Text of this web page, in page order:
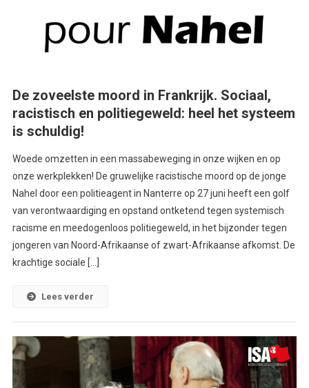
De zoveelste moord in Frankrijk. Sociaal,
racistisch en politiegeweld: heel het systeem
is schuldig!
Woede omzetten in een massabeweging in onze wijken en op
onze werkplekken! De gruwelijke racistische moord op de jonge
Nahel door een politieagent in Nanterre op 27 juni heeft een golf
van verontwaardiging en opstand ontketend tegen systemisch
racisme en meedogenloos politiegeweld, in het bijzonder tegen
jongeren van Noord-Afrikaanse of zwart-Afrikaanse afkomst. De
krachtige sociale […]
Lees verder